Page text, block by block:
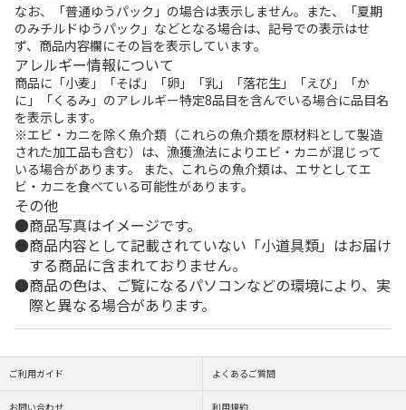
なお、「普通ゆうパック」の場合は表示しません。また、「夏期
のみチルドゆうパック」などとなる場合は、記号での表示はせ
ず、商品内容欄にその旨を表示しています。
アレルギー情報について
商品に「小麦」「そば」「卵」「乳」「落花生」「えび」「か
に」「くるみ」のアレルギー特定8品目を含んでいる場合に品目名
を表示します。
※エビ・カニを除く魚介類（これらの魚介類を原材料として製造
された加工品も含む）は、漁獲漁法によりエビ・カニが混じって
いる場合があります。 また、これらの魚介類は、エサとしてエ
ビ・カニを食べている可能性があります。
その他
商品写真はイメージです。
商品内容として記載されていない「小道具類」はお届け
する商品に含まれておりません。
商品の色は、ご覧になるパソコンなどの環境により、実
際と異なる場合があります。
ご利用ガイド よくあるご質問
お問い合わせ 利用規約